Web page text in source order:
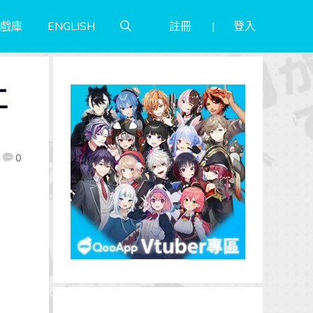
庫 ENGLISH 註冊 登入
0